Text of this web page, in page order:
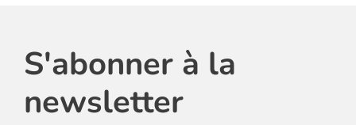
S'abonner à la
newsletter